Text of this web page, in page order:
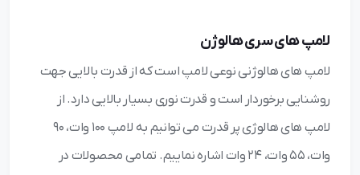
لامپ های سری هالوژن
لامپ های هالوژنی نوعی لامپ است که از قدرت بالایی جهت
روشنایی برخوردار است و قدرت نوری بسیار بالایی دارد. از
لامپ های هالوژی پر قدرت می توانیم به لامپ 100 وات، 90
وات، 55 وات، 24 وات اشاره نماییم. تمامی محصولات در